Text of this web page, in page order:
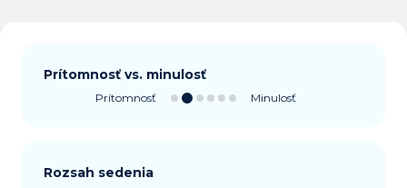
Prítomnosť vs. minulosť
Prítomnosť Minulosť
Rozsah sedenia